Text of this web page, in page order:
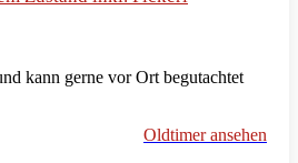
kann gerne vor Ort begutachtet
Oldtimer ansehen